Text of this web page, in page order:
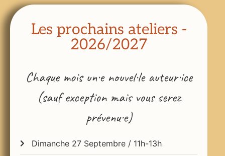
Les prochains ateliers -
2026/2027
Chaque mois un·e nouvel·le auteur·ice
(sauf exception mais vous serez
prévenu·e)
Dimanche 27 Septembre / 11h-13h